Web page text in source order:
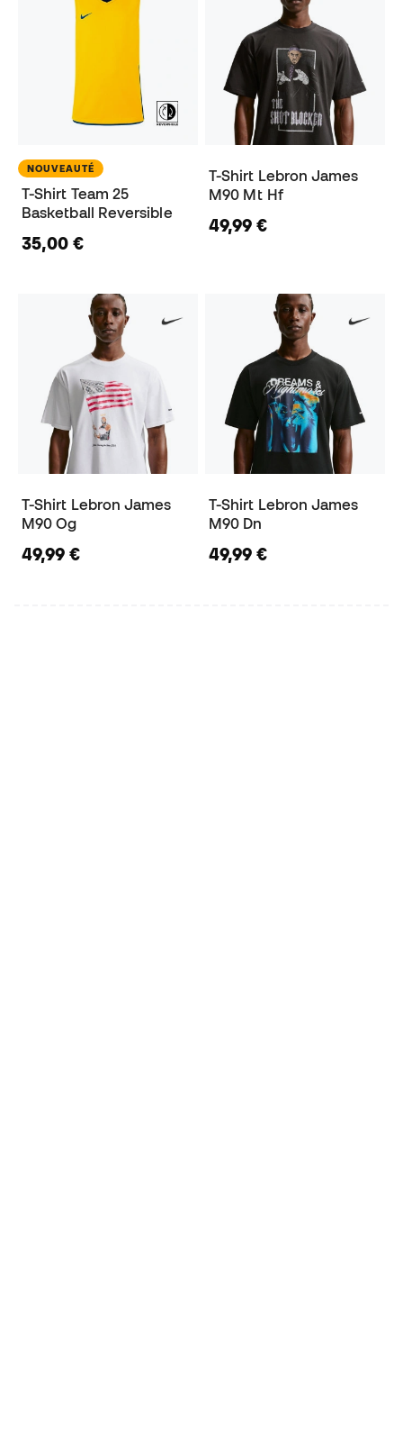
NOUVEAUTÉ
T-Shirt Team 25
Basketball Reversible
35,00 €
T-Shirt Lebron James
M90 Mt Hf
49,99 €
T-Shirt Lebron James
M90 Og
49,99 €
T-Shirt Lebron James
M90 Dn
49,99 €